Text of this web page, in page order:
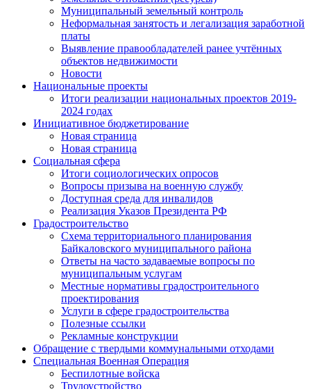
Муниципальный земельный контроль
Неформальная занятость и легализация заработной
платы
Выявление правообладателей ранее учтённых
объектов недвижимости
Новости
Национальные проекты
Итоги реализации национальных проектов 2019-
2024 годах
Инициативное бюджетирование
Новая страница
Новая страница
Социальная сфера
Итоги социологических опросов
Вопросы призыва на военную службу
Доступная среда для инвалидов
Реализация Указов Президента РФ
Градостроительство
Схема территориального планирования
Байкаловского муниципального района
Ответы на часто задаваемые вопросы по
муниципальным услугам
Местные нормативы градостроительного
проектирования
Услуги в сфере градостроительства
Полезные ссылки
Рекламные конструкции
Обращение с твердыми коммунальными отходами
Специальная Военная Операция
Беспилотные войска
Трудоустройство